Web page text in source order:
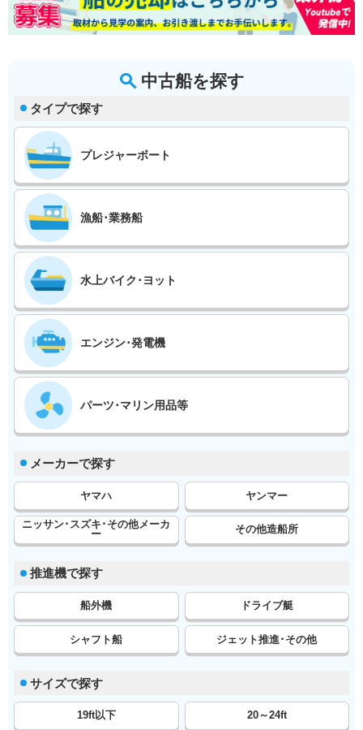
中古船を探す
タイプで探す
プレジャーボート
漁船･業務船
水上バイク･ヨット
エンジン･発電機
パーツ･マリン用品等
メーカーで探す
ヤマハ ヤンマー
ニッサン･スズキ･その他メーカ
ー
その他造船所
推進機で探す
船外機 ドライブ艇
シャフト船 ジェット推進･その他
サイズで探す
19ft以下 20～24ft